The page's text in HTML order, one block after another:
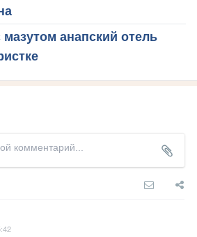
мазутом анапский отель